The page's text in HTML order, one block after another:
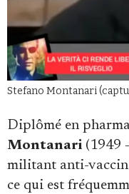
Se
Stefano Montanari
Diplômé en
Montanari (1949
militant anti-
ce qui est